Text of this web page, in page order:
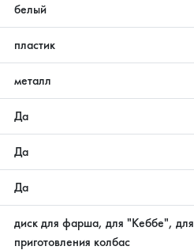
белый
пластик
металл
Да
Да
Да
диск для фарша, для "Кеббе", для
приготовления колбас